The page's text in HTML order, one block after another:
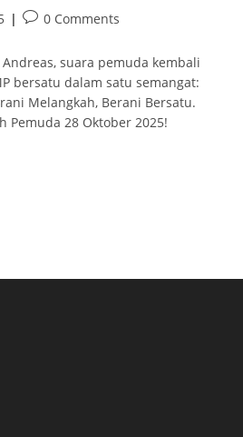
0 Comments
suara pemuda kembali
bersatu dalam satu semangat:
Melangkah, Berani Bersatu.
Pemuda 28 Oktober 2025!